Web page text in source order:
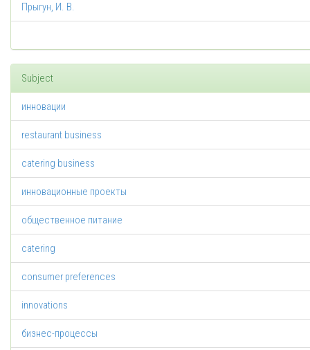
Прыгун, И. В.
Subject
инновации
restaurant business
catering business
инновационные проекты
общественное питание
catering
consumer preferences
innovations
бизнес-процессы